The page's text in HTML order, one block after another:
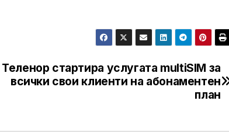
Теленор стартира услугата multiSIM за
всички свои клиенти на абонаментен
план